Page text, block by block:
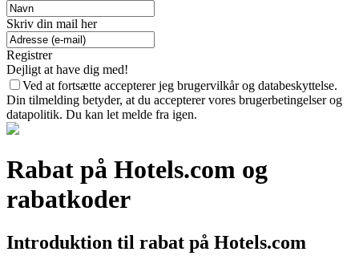
Skriv din mail her
Registrer
Dejligt at have dig med!
Ved at fortsætte accepterer jeg brugervilkår og databeskyttelse.
Din tilmelding betyder, at du accepterer vores brugerbetingelser og
datapolitik. Du kan let melde fra igen.
Rabat på Hotels.com og
rabatkoder
Introduktion til rabat på Hotels.com